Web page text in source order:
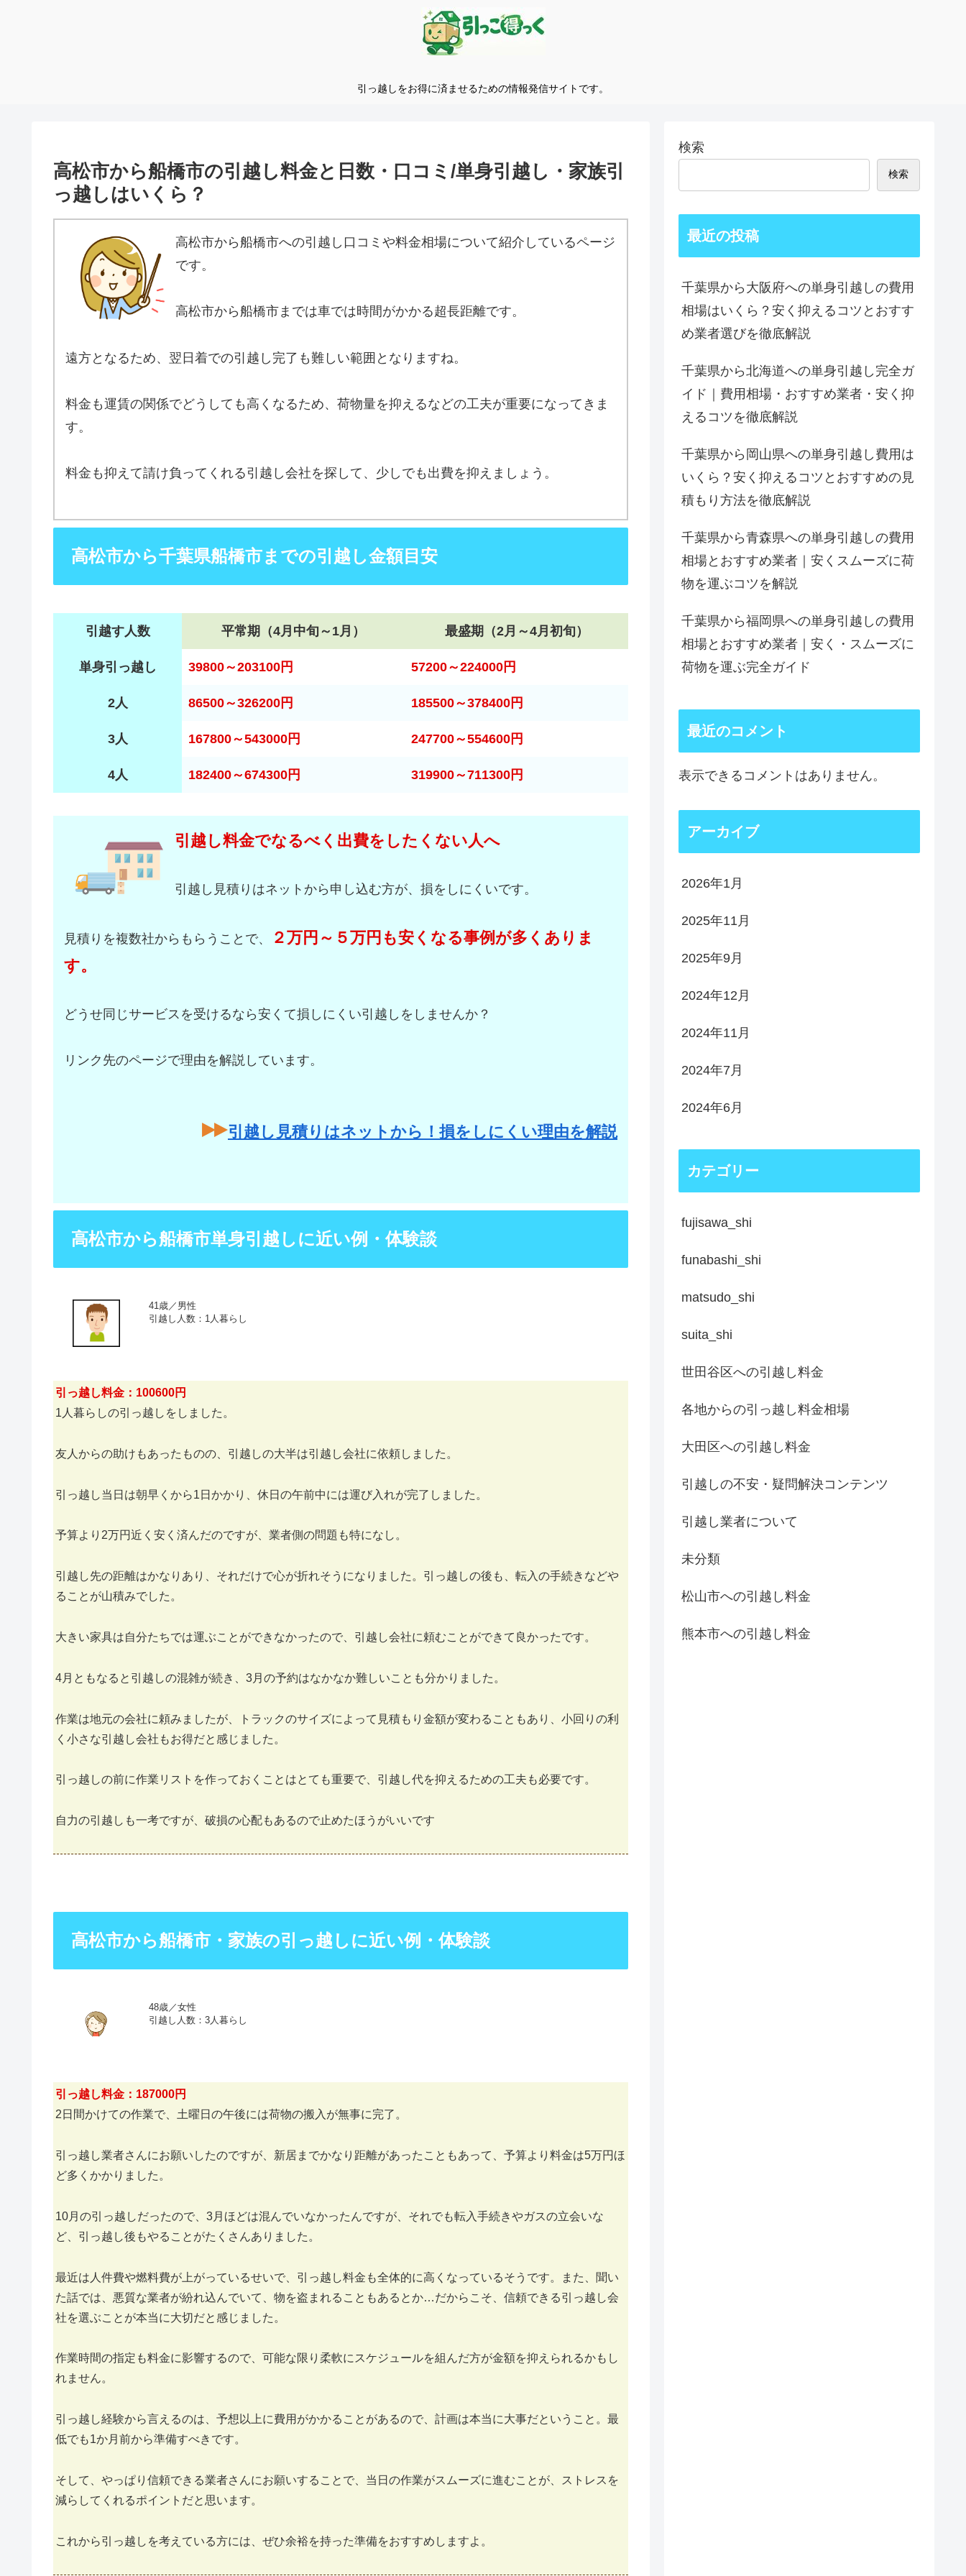
引っ越しをお得に済ませるための情報発信サイトです。
高松市から船橋市の引越し料金と日数・口コミ/単身引越し・家族引
っ越しはいくら？
高松市から船橋市への引越し口コミや料金相場について紹介しているページ
です。
高松市から船橋市までは車では時間がかかる超長距離です。
遠方となるため、翌日着での引越し完了も難しい範囲となりますね。
料金も運賃の関係でどうしても高くなるため、荷物量を抑えるなどの工夫が重要になってきま
す。
料金も抑えて請け負ってくれる引越し会社を探して、少しでも出費を抑えましょう。
高松市から千葉県船橋市までの引越し金額目安
引越す人数 平常期（4月中旬～1月） 最盛期（2月～4月初旬）
単身引っ越し 39800～203100円 57200～224000円
2人 86500～326200円 185500～378400円
3人 167800～543000円 247700～554600円
4人 182400～674300円 319900～711300円
引越し料金でなるべく出費をしたくない人へ
引越し見積りはネットから申し込む方が、損をしにくいです。
見積りを複数社からもらうことで、
２万円～５万円も安くなる事例が多くありま
す。
どうせ同じサービスを受けるなら安くて損しにくい引越しをしませんか？
リンク先のページで理由を解説しています。
引越し見積りはネットから！損をしにくい理由を解説
高松市から船橋市単身引越しに近い例・体験談
41歳／男性
引越し人数：1人暮らし
引っ越し料金：100600円
1人暮らしの引っ越しをしました。
友人からの助けもあったものの、引越しの大半は引越し会社に依頼しました。
引っ越し当日は朝早くから1日かかり、休日の午前中には運び入れが完了しました。
予算より2万円近く安く済んだのですが、業者側の問題も特になし。
引越し先の距離はかなりあり、それだけで心が折れそうになりました。引っ越しの後も、転入の手続きなどや
ることが山積みでした。
大きい家具は自分たちでは運ぶことができなかったので、引越し会社に頼むことができて良かったです。
4月ともなると引越しの混雑が続き、3月の予約はなかなか難しいことも分かりました。
作業は地元の会社に頼みましたが、トラックのサイズによって見積もり金額が変わることもあり、小回りの利
く小さな引越し会社もお得だと感じました。
引っ越しの前に作業リストを作っておくことはとても重要で、引越し代を抑えるための工夫も必要です。
自力の引越しも一考ですが、破損の心配もあるので止めたほうがいいです
高松市から船橋市・家族の引っ越しに近い例・体験談
48歳／女性
引越し人数：3人暮らし
引っ越し料金：187000円
2日間かけての作業で、土曜日の午後には荷物の搬入が無事に完了。
引っ越し業者さんにお願いしたのですが、新居までかなり距離があったこともあって、予算より料金は5万円ほ
ど多くかかりました。
10月の引っ越しだったので、3月ほどは混んでいなかったんですが、それでも転入手続きやガスの立会いな
ど、引っ越し後もやることがたくさんありました。
最近は人件費や燃料費が上がっているせいで、引っ越し料金も全体的に高くなっているそうです。また、聞い
た話では、悪質な業者が紛れ込んでいて、物を盗まれることもあるとか…だからこそ、信頼できる引っ越し会
社を選ぶことが本当に大切だと感じました。
作業時間の指定も料金に影響するので、可能な限り柔軟にスケジュールを組んだ方が金額を抑えられるかもし
れません。
引っ越し経験から言えるのは、予想以上に費用がかかることがあるので、計画は本当に大事だということ。最
低でも1か月前から準備すべきです。
そして、やっぱり信頼できる業者さんにお願いすることで、当日の作業がスムーズに進むことが、ストレスを
減らしてくれるポイントだと思います。
これから引っ越しを考えている方には、ぜひ余裕を持った準備をおすすめしますよ。
検索
検索
最近の投稿
千葉県から大阪府への単身引越しの費用
相場はいくら？安く抑えるコツとおすす
め業者選びを徹底解説
千葉県から北海道への単身引越し完全ガ
イド｜費用相場・おすすめ業者・安く抑
えるコツを徹底解説
千葉県から岡山県への単身引越し費用は
いくら？安く抑えるコツとおすすめの見
積もり方法を徹底解説
千葉県から青森県への単身引越しの費用
相場とおすすめ業者｜安くスムーズに荷
物を運ぶコツを解説
千葉県から福岡県への単身引越しの費用
相場とおすすめ業者｜安く・スムーズに
荷物を運ぶ完全ガイド
最近のコメント
表示できるコメントはありません。
アーカイブ
2026年1月
2025年11月
2025年9月
2024年12月
2024年11月
2024年7月
2024年6月
カテゴリー
fujisawa_shi
funabashi_shi
matsudo_shi
suita_shi
世田谷区への引越し料金
各地からの引っ越し料金相場
大田区への引越し料金
引越しの不安・疑問解決コンテンツ
引越し業者について
未分類
松山市への引越し料金
熊本市への引越し料金